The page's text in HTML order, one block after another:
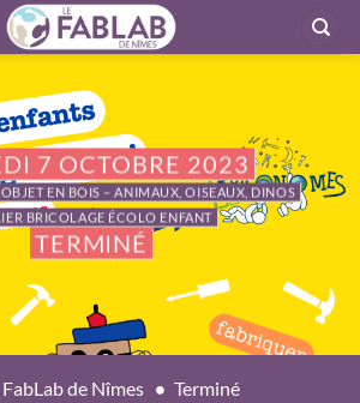
7 OCTOBRE 2023
EN BOIS – ANIMAUX, OISEAUX, DINOS
BRICOLAGE ÉCOLO ENFANT
TERMINÉ
FabLab de Nîmes Terminé